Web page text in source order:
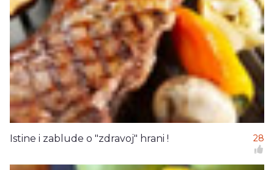
Istine i zablude o "zdravoj" hrani ! 28